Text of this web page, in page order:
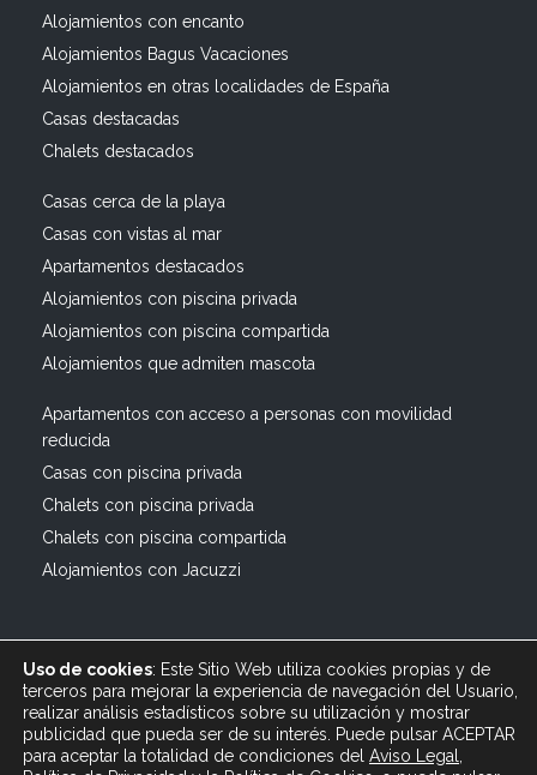
Alojamientos con encanto
Alojamientos Bagus Vacaciones
Alojamientos en otras localidades de España
Casas destacadas
Chalets destacados
Casas cerca de la playa
Casas con vistas al mar
Apartamentos destacados
Alojamientos con piscina privada
Alojamientos con piscina compartida
Alojamientos que admiten mascota
Apartamentos con acceso a personas con movilidad
reducida
Casas con piscina privada
Chalets con piscina privada
Chalets con piscina compartida
Alojamientos con Jacuzzi
© 2019 All rights reserved Bagus Vacaciones :: Alquiler
Turístico Vacacional en España, Andalucía, Cádiz ·
Uso de cookies: Este Sitio Web utiliza cookies propias y de
terceros para mejorar la experiencia de navegación del Usuario,
realizar análisis estadísticos sobre su utilización y mostrar
publicidad que pueda ser de su interés. Puede pulsar ACEPTAR
para aceptar la totalidad de condiciones del Aviso Legal